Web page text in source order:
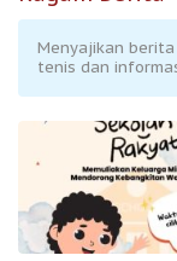
Menyajikan
tenis dan